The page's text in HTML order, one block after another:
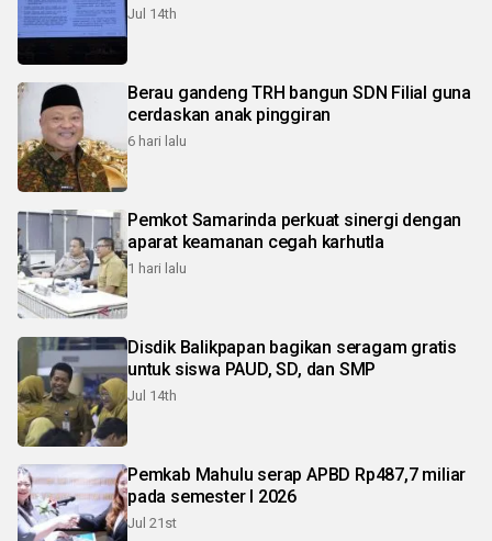
Jul 14th
Berau gandeng TRH bangun SDN Filial guna
cerdaskan anak pinggiran
6 hari lalu
Pemkot Samarinda perkuat sinergi dengan
aparat keamanan cegah karhutla
1 hari lalu
Disdik Balikpapan bagikan seragam gratis
untuk siswa PAUD, SD, dan SMP
Jul 14th
Pemkab Mahulu serap APBD Rp487,7 miliar
pada semester I 2026
Jul 21st